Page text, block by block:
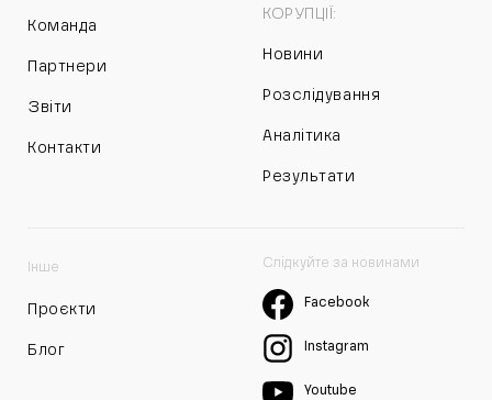
Команда
Партнери
Звіти
Контакти
КОРУПЦІЇ:
Новини
Розслідування
Аналітика
Результати
Інше
Проєкти
Блог
Слідкуйте за новинами
Facebook
Instagram
Youtube